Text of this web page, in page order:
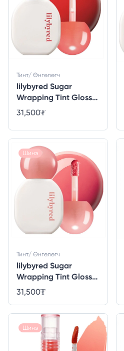
lilybyred Sugar
Wrapping Tint Gloss
04 #Honey Tomato
Тинт/ Өнгөлөгч
31,500₮
Шинэ
lilybyred Sugar
Wrapping Tint Gloss
01 #Peach Syrup
Тинт/ Өнгөлөгч
31,500₮
Шинэ